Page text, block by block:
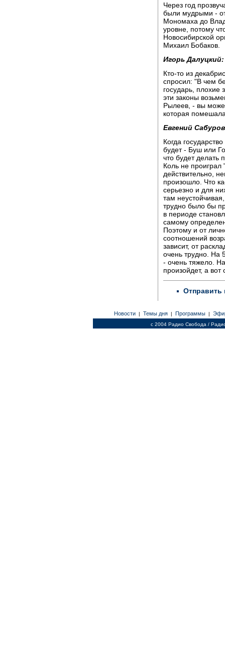
Через год
были мудрыми -
Мономаха до
уровне, потому
Новосибирской
Михаил Бобаков.
Игорь Далуцкий:
Кто-то из
спросил: "В чем
государь, плохие
эти законы
Рылеев, - вы
которая
Евгений
Когда
будет - Буш или
что будет
Коль не
действительно,
произошло. Что
серьезно и для
там
трудно было бы
в периоде
самому
Поэтому и от
соотношений
зависит, от
очень трудно. На
- очень тяжело.
произойдет, а
Отправить
Новости | Темы дня | Программы |
c 2004 Радио Свобода /